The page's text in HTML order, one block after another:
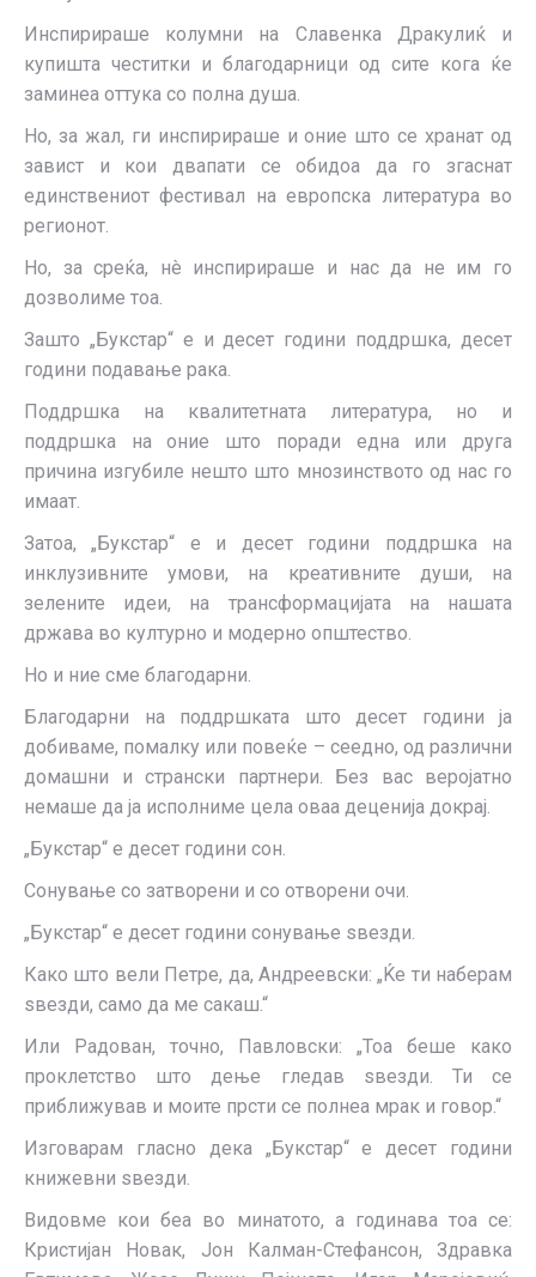
Инспирираше колумни на Славенка Дракулиќ и
купишта честитки и благодарници од сите кога ќе
заминеа оттука со полна душа.
Но, за жал, ги инспирираше и оние што се хранат од
завист и кои двапати се обидоа да го згаснат
единствениот фестивал на европска литература во
регионот.
Но, за среќа, нè инспирираше и нас да не им го
дозволиме тоа.
Зашто „Букстар“ е и десет години поддршка, десет
години подавање рака.
Поддршка на квалитетната литература, но и
поддршка на оние што поради една или друга
причина изгубиле нешто што мнозинството од нас го
имаат.
Затоа, „Букстар“ е и десет години поддршка на
инклузивните умови, на креативните души, на
зелените идеи, на трансформацијата на нашата
држава во културно и модерно општество.
Но и ние сме благодарни.
Благодарни на поддршката што десет години ја
добиваме, помалку или повеќе – сеедно, од различни
домашни и странски партнери. Без вас веројатно
немаше да ја исполниме цела оваа деценија докрај.
„Букстар“ е десет години сон.
Сонување со затворени и со отворени очи.
„Букстар“ е десет години сонување ѕвезди.
Како што вели Петре, да, Андреевски: „Ќе ти наберам
ѕвезди, само да ме сакаш.“
Или Радован, точно, Павловски: „Тоа беше како
проклетство што дење гледав ѕвезди. Ти се
приближував и моите прсти се полнеа мрак и говор.“
Изговарам гласно дека „Букстар“ е десет години
книжевни ѕвезди.
Видовме кои беа во минатото, а годинава тоа се:
Кристијан Новак, Јон Калман-Стефансон, Здравка